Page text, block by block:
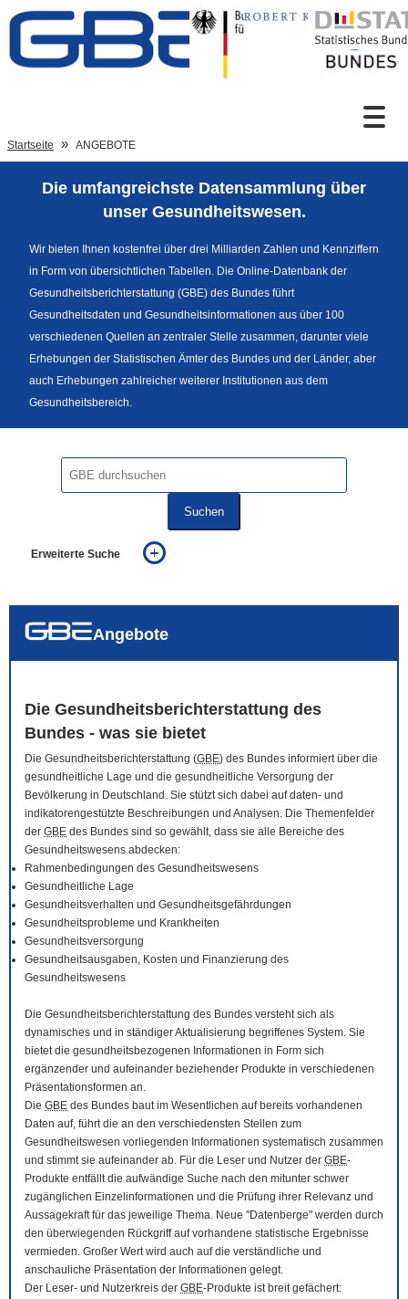
Zum Inhalt
Sprachumschaltung
Fußzeile
Startseite ANGEBOTE
Die umfangreichste Datensammlung über
unser Gesundheitswesen.
Wir bieten Ihnen kostenfrei über drei Milliarden Zahlen und Kennziffern
in Form von übersichtlichen Tabellen. Die Online-Datenbank der
Gesundheitsberichterstattung (GBE) des Bundes führt
Gesundheitsdaten und Gesundheitsinformationen aus über 100
verschiedenen Quellen an zentraler Stelle zusammen, darunter viele
Erhebungen der Statistischen Ämter des Bundes und der Länder, aber
auch Erhebungen zahlreicher weiterer Institutionen aus dem
Gesundheitsbereich.
Suchen
Erweiterte Suche
auch in allen Texten suchen (Volltextsuche)
Angebote
Die Gesundheitsberichterstattung des
Bundes - was sie bietet
Die Gesundheitsberichterstattung (GBE) des Bundes informiert über die
gesundheitliche Lage und die gesundheitliche Versorgung der
Bevölkerung in Deutschland. Sie stützt sich dabei auf daten- und
indikatorengestützte Beschreibungen und Analysen. Die Themenfelder
der GBE des Bundes sind so gewählt, dass sie alle Bereiche des
Gesundheitswesens abdecken:
Rahmenbedingungen des Gesundheitswesens
Gesundheitliche Lage
Gesundheitsverhalten und Gesundheitsgefährdungen
Gesundheitsprobleme und Krankheiten
Gesundheitsversorgung
Gesundheitsausgaben, Kosten und Finanzierung des
Gesundheitswesens
Die Gesundheitsberichterstattung des Bundes versteht sich als
dynamisches und in ständiger Aktualisierung begriffenes System. Sie
bietet die gesundheitsbezogenen Informationen in Form sich
ergänzender und aufeinander beziehender Produkte in verschiedenen
Präsentationsformen an.
Die GBE des Bundes baut im Wesentlichen auf bereits vorhandenen
Daten auf, führt die an den verschiedensten Stellen zum
Gesundheitswesen vorliegenden Informationen systematisch zusammen
und stimmt sie aufeinander ab. Für die Leser und Nutzer der GBE-
Produkte entfällt die aufwändige Suche nach den mitunter schwer
zugänglichen Einzelinformationen und die Prüfung ihrer Relevanz und
Aussagekraft für das jeweilige Thema. Neue "Datenberge" werden durch
den überwiegenden Rückgriff auf vorhandene statistische Ergebnisse
vermieden. Großer Wert wird auch auf die verständliche und
anschauliche Präsentation der Informationen gelegt.
Der Leser- und Nutzerkreis der GBE-Produkte ist breit gefächert: